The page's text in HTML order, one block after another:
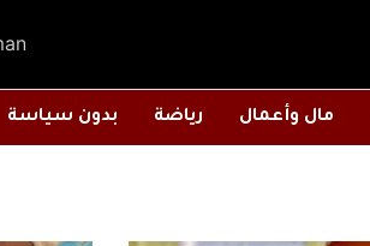
مال وأعمال رياضة بدون سياسة